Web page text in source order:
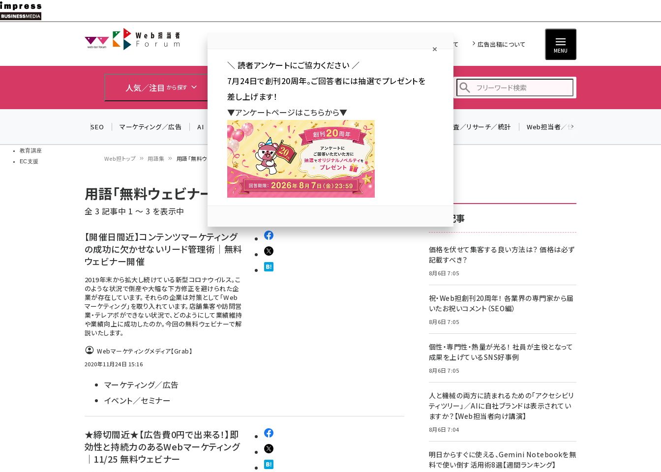
メ
イ
教育講座
EC支援
Web担当者Forum
Web担について 広告出稿について
MENU
人気／注目 から探す カテゴリ／種別 から探す セミナー／イベント から探す
z世代 (1622)
meo (1275)
SEO マーケティング／広告 AI SNS アクセス解析／データ分析 サイト制作／デザイン 調査／リサーチ／統計 Web担当者／仕事
ン
く
ず
Web担トップ 用語集 用語「無料ウェビナー」 が使われている記事の一覧
用語「無料ウェビナー」 が使われている記事の一覧
全 3 記事中 1 ～ 3 を表示中
【開催日間近】コンテンツマーケティング
の成功に欠かせないリード管理術｜無料
ウェビナー開催
2019年末から拡大し続けている新型コロナウイルス。こ
のような状況で倒産や大幅な下方修正を避けられた企
業が存在しています。それらの企業は対策として「Web
マーケティング」を取り入れています。店舗集客や訪問営
業・テレアポができない状況で、どのようにして業績維持
や業績向上に成功したのか。今回の無料ウェビナーで解
説いたします。
Webマーケティングメディア【Grab】
2020年11月24日 15:16
マーケティング／広告
イベント／セミナー
★締切間近★【広告費0円で出来る！】即
効性と持続力のあるWebマーケティング
｜11/25 無料ウェビナー
新着記事
価格を伏せて集客する良い方法は？ 価格は必ず
記載すべき？
8月6日 7:05
祝・Web担創刊20周年！ 各業界の専門家から届
いたお祝いコメント（SEO編）
8月6日 7:05
個性・専門性・熱量が光る！ 社員が主役となって
成果を上げているSNS好事例
8月6日 7:05
人と機械の両方に読まれるための「アクセシビリ
ティツリー」／AIに自社ブランドは表示されてい
ますか？【Web担当者向け講演】
8月6日 7:04
明日からすぐに使える、Gemini Notebookを無
料で使い倒す活用術8選【週間ランキング】
＼ 読者アンケートにご協力ください ／
7月24日で創刊20周年。ご回答者には抽選でプレゼントを
差し上げます！
▼アンケートページはこちらから▼